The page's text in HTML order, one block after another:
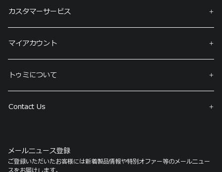
カスタマーサービス
マイアカウント
トゥミについて
Contact Us
メールニュース登録
ご登録いただいたお客様には新着製品情報や特別オファー等のメールニュー